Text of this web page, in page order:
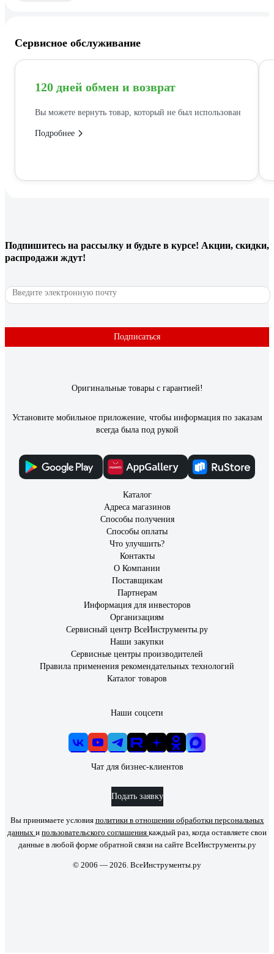
Сервисное обслуживание
120 дней обмен и возврат
Вы можете вернуть товар, который не был использован
Подробнее
Подпишитесь на рассылку и будьте в курсе! Акции, скидки,
распродажи ждут!
Подписаться
Оригинальные товары с гарантией!
Установите мобильное приложение, чтобы информация по заказам
всегда была под рукой
Каталог
Адреса магазинов
Способы получения
Способы оплаты
Что улучшить?
Контакты
О Компании
Поставщикам
Партнерам
Информация для инвесторов
Организациям
Сервисный центр ВсеИнструменты.ру
Наши закупки
Сервисные центры производителей
Правила применения рекомендательных технологий
Каталог товаров
Наши соцсети
Чат для бизнес-клиентов
Подать заявку
Вы принимаете условия политики в отношении обработки персональных
данных и пользовательского соглашения каждый раз, когда оставляете свои
данные в любой форме обратной связи на сайте ВсеИнструменты.ру
© 2006 — 2026. ВсеИнструменты.ру